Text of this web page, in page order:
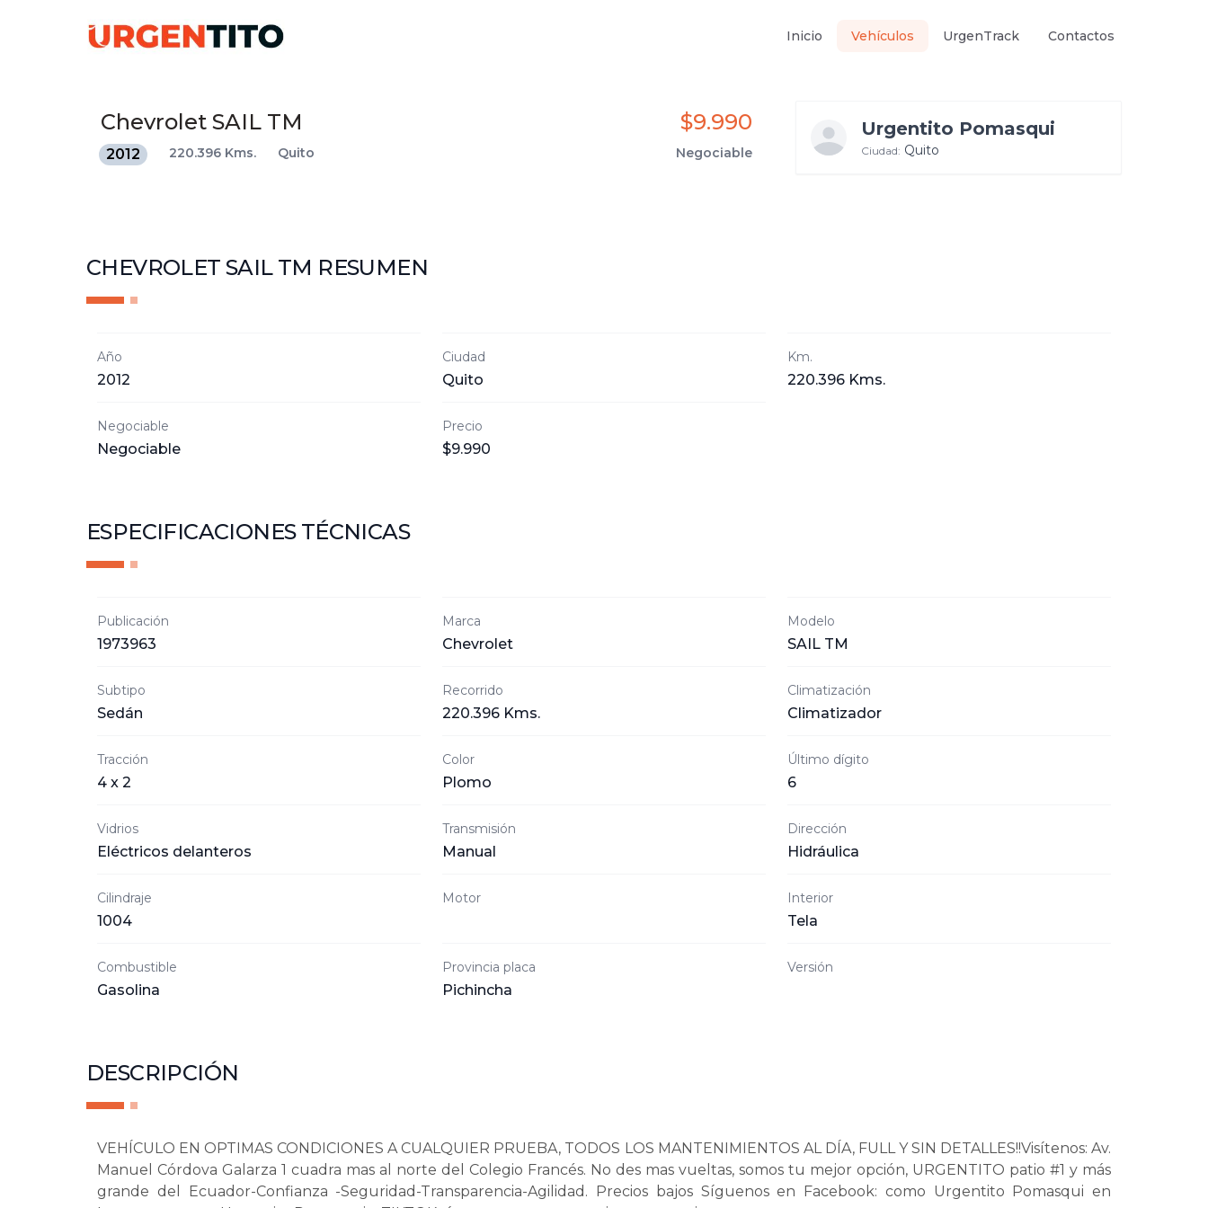
Inicio Vehículos UrgenTrack Contactos
Chevrolet SAIL TM $9.990
2012 220.396 Kms. Quito Negociable
Urgentito Pomasqui
Ciudad: Quito
CHEVROLET SAIL TM RESUMEN
Año
2012
Ciudad
Quito
Km.
220.396 Kms.
Negociable
Negociable
Precio
$9.990
ESPECIFICACIONES TÉCNICAS
Publicación
1973963
Marca
Chevrolet
Modelo
SAIL TM
Subtipo
Sedán
Recorrido
220.396 Kms.
Climatización
Climatizador
Tracción
4 x 2
Color
Plomo
Último dígito
6
Vidrios
Eléctricos delanteros
Transmisión
Manual
Dirección
Hidráulica
Cilindraje
1004
Motor Interior
Tela
Combustible
Gasolina
Provincia placa
Pichincha
Versión
DESCRIPCIÓN
VEHÍCULO EN OPTIMAS CONDICIONES A CUALQUIER PRUEBA, TODOS LOS MANTENIMIENTOS AL DÍA, FULL Y SIN DETALLES!!Visítenos: Av.
Manuel Córdova Galarza 1 cuadra mas al norte del Colegio Francés. No des mas vueltas, somos tu mejor opción, URGENTITO patio #1 y más
grande del Ecuador-Confianza -Seguridad-Transparencia-Agilidad. Precios bajos Síguenos en Facebook: como Urgentito Pomasqui en